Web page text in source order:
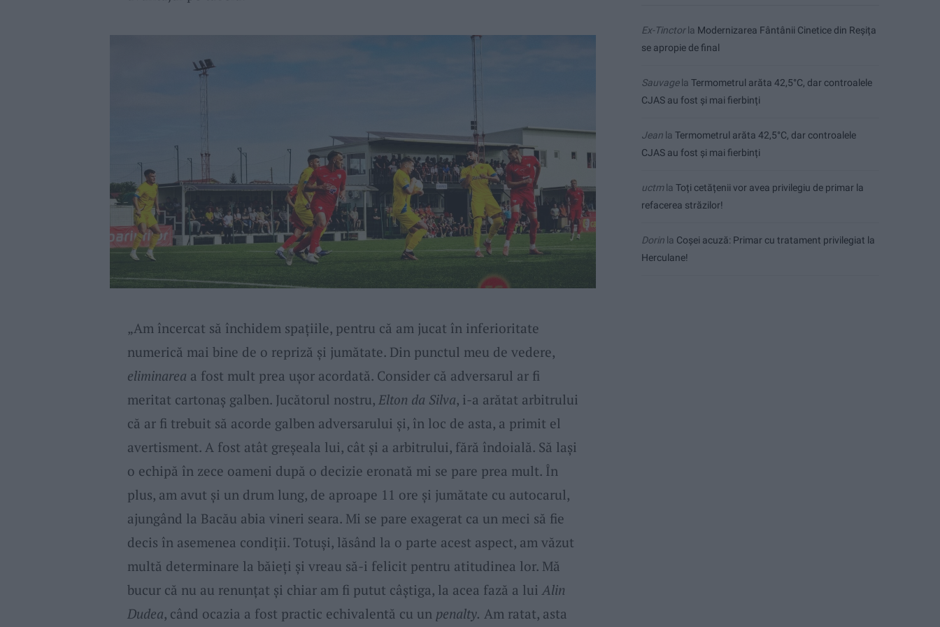
„Am încercat să închidem spațiile, pentru că am jucat în inferioritate
numerică mai bine de o repriză și jumătate. Din punctul meu de vedere,
eliminarea a fost mult prea ușor acordată. Consider că adversarul ar fi
meritat cartonaș galben. Jucătorul nostru, Elton da Silva, i-a arătat arbitrului
că ar fi trebuit să acorde galben adversarului și, în loc de asta, a primit el
avertisment. A fost atât greșeala lui, cât și a arbitrului, fără îndoială. Să lași
o echipă în zece oameni după o decizie eronată mi se pare prea mult. În
plus, am avut și un drum lung, de aproape 11 ore și jumătate cu autocarul,
ajungând la Bacău abia vineri seara. Mi se pare exagerat ca un meci să fie
decis în asemenea condiții. Totuși, lăsând la o parte acest aspect, am văzut
multă determinare la băieți și vreau să-i felicit pentru atitudinea lor. Mă
bucur că nu au renunțat și chiar am fi putut câștiga, la acea fază a luiAlin
Dudea, când ocazia a fost practic echivalentă cu un penalty. Am ratat, asta
Ex-Tinctorla Modernizarea Fântânii Cinetice din Reșița
se apropie de final
Sauvagela Termometrul arăta 42,5°C, dar controalele
CJAS au fost și mai fierbinți
Jean la Termometrul arăta 42,5°C, dar controalele
CJAS au fost și mai fierbinți
uctmla Toți cetățenii vor avea privilegiu de primar la
refacerea străzilor!
Dorin la Coșei acuză: Primar cu tratament privilegiat la
Herculane!